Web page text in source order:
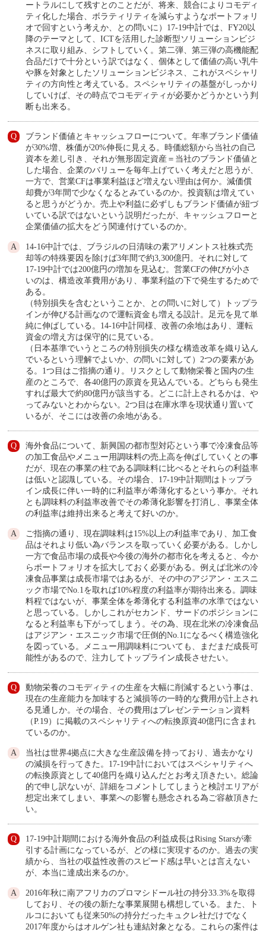
ートラルにして残すとのことだが、将来、競合によりコモディ
ティ化した場合、ボラティリティを減らすようなポートフォリ
オで回すという考えか、との問いに）17-19中計では、FY20以
降のテーマとして、ICTを活用した診断型ソリューションビジ
ネスに取り組み、シフトしていく。第二弾、第三弾の高機能配
合品だけで十分という訳ではなく、個体として価値の高い乳牛
や豚を対象としたソリューションビジネス、これがスペシャリ
ティの方向性と考えている。スペシャリティの基盤がしっかり
していけば、その時点でコモディティが必要かどうかという判
断も出来る。
ブランド価値とキャッシュフローについて。年率ブランド価値
が30%増、株価が20%伸長に見える。時価総額から当社の自己
資本を差し引き、それが無形固定資産＝当社のブランド価値と
した場合、企業のバリューを毎年上げていく考えだと思うが、
一方で、営業CFは事業利益ほど増えない理由は何か。減価償
却費が3年間で少なくなるとみているのか。投資額は増えてい
ると思うがどうか。売上や利益に必ずしもブランド価値が紐づ
いている訳ではないという説明だったが、キャッシュフローと
企業価値の拡大をどう関連付けているのか。
14-16中計では、ブラジルの日清味の素アリメントス社株式売
却等の特殊要因を除けば3年間で約3,300億円。それに対して
17-19中計では200億円の増加を見込む。営業CFの伸びが小さ
いのは、構造改革費用があり、事業利益の下で発生するためで
ある。
（特別損失を含むということか、との問いに対して）トップラ
インが伸びる計画なので運転資金も増える設計。足元を見て単
純に伸ばしている。14-16中計同様、改善の余地はあり、運転
資金の増え方は保守的に見ている。
（日本基準でいうところの特別損失の様な構造改革を織り込ん
でいるという理解でよいか、の問いに対して）2つの要素があ
る。1つ目はご指摘の通り。リスクとして動物栄養と国内の生
産のところで、各40億円の原資を見込んでいる。どちらも発生
すれば最大で約80億円が該当する。どこに計上されるかは、や
ってみないとわからない。2つ目は在庫水準を現状通り置いて
いるが、そこには改善の余地がある。
海外食品について、新興国の都市型対応という事で冷凍食品等
の加工食品やメニュー用調味料の売上高を伸ばしていくとの事
だが、現在の事業の柱である調味料に比べるとそれらの利益率
は低いと認識している。その場合、17-19中計期間はトップラ
イン成長に伴い一時的に利益率が希薄化するという事か。それ
とも調味料の利益率改善でその希薄化影響を打消し、事業全体
の利益率は維持出来ると考えて好いのか。
ご指摘の通り、現在調味料は15%以上の利益率であり、加工食
品はそれより低い為バランスを取っていく必要がある。しかし
一方で食品市場の成長や今後の海外の都市化を考えると、今か
らポートフォリオを拡大しておく必要がある。例えば北米の冷
凍食品事業は成長市場ではあるが、その中のアジアン・エスニ
ック市場でNo.1を取れば10%程度の利益率が期待出来る。調味
料程ではないが、事業全体を希薄化する利益率の水準ではない
と思っている。しかしこれがセカンド、サードのポジションに
なると利益率も下がってしまう。その為、現在北米の冷凍食品
はアジアン・エスニック市場で圧倒的No.1になるべく構造強化
を図っている。メニュー用調味料についても、まだまだ成長可
能性があるので、注力してトップライン成長させたい。
動物栄養のコモディティの生産を大幅に削減するという事は、
現在の生産能力を加味すると減損等の一時的な費用が計上され
る見通しか。その場合、その費用はプレゼンテーション資料
（P.19）に掲載のスペシャリティへの転換原資40億円に含まれ
ているのか。
当社は世界4拠点に大きな生産設備を持っており、過去かなり
の減損を行ってきた。17-19中計においてはスペシャリティへ
の転換原資として40億円を織り込んだとお考え頂きたい。総論
的で申し訳ないが、詳細をコメントしてしまうと検討エリアが
想定出来てしまい、事業への影響も懸念される為ご容赦頂きた
い。
17-19中計期間における海外食品の利益成長はRising Starsが牽
引する計画になっているが、どの様に実現するのか。過去の実
績から、当社の収益性改善のスピード感は早いとは言えない
が、本当に達成出来るのか。
2016年秋に南アフリカのプロマシドール社の持分33.3%を取得
しており、その後の新たな事業展開も構想している。また、ト
ルコにおいても従来50%の持分だったキュクレ社だけでなく
2017年度からはオルゲン社も連結対象となる。これらの案件は